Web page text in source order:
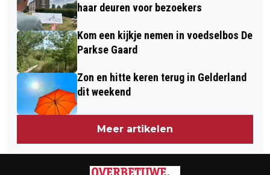
haar deuren voor bezoekers
Kom een kijkje nemen in voedselbos De
Parkse Gaard
Zon en hitte keren terug in Gelderland
dit weekend
Meer artikelen